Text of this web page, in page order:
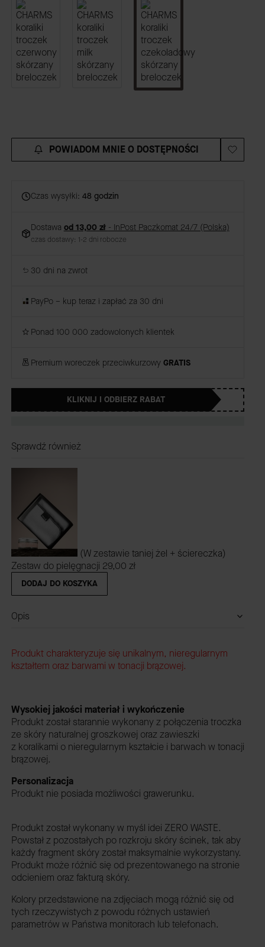
POWIADOM MNIE O DOSTĘPNOŚCI
Czas wysyłki: 48 godzin
Dostawa od 13,00 zł - InPost Paczkomat 24/7 (Polska)
czas dostawy: 1-2 dni robocze
30 dni na zwrot
PayPo – kup teraz i zapłać za 30 dni
Ponad 100 000 zadowolonych klientek
Premium woreczek przeciwkurzowy GRATIS
KLIKNIJ I ODBIERZ RABAT
Sprawdź również
(W zestawie taniej żel + ściereczka)
Zestaw do pielęgnacji 29,00 zł
DODAJ DO KOSZYKA
Opis
Produkt charakteryzuje się unikalnym, nieregularnym
kształtem oraz barwami w tonacji brązowej.
Wysokiej jakości materiał i wykończenie
Produkt został starannie wykonany z połączenia troczka
ze skóry naturalnej groszkowej oraz zawieszki
z koralikami o nieregularnym kształcie i barwach w tonacji
brązowej.
Personalizacja
Produkt nie posiada możliwości grawerunku.
Produkt został wykonany w myśl idei ZERO WASTE.
Powstał z pozostałych po rozkroju skóry ścinek, tak aby
każdy fragment skóry został maksymalnie wykorzystany.
Produkt może różnić się od prezentowanego na stronie
odcieniem oraz fakturą skóry.
Kolory przedstawione na zdjęciach mogą różnić się od
tych rzeczywistych z powodu różnych ustawień
parametrów w Państwa monitorach lub telefonach.